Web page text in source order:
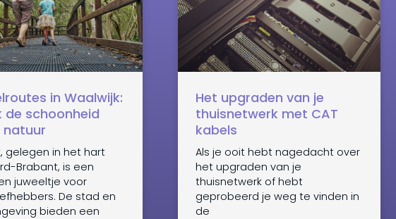
in Waalwijk:
de schoonheid
natuur
gelegen in het hart
Brabant, is een
juweeltje voor
De stad en
bieden een
Het upgraden van je
thuisnetwerk met CAT
kabels
Als je ooit hebt nagedacht over
het upgraden van je
thuisnetwerk of hebt
geprobeerd je weg te vinden in
de